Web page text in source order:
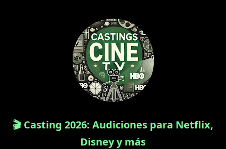
🎬 Casting 2026: Audiciones para Netflix,
Disney y más